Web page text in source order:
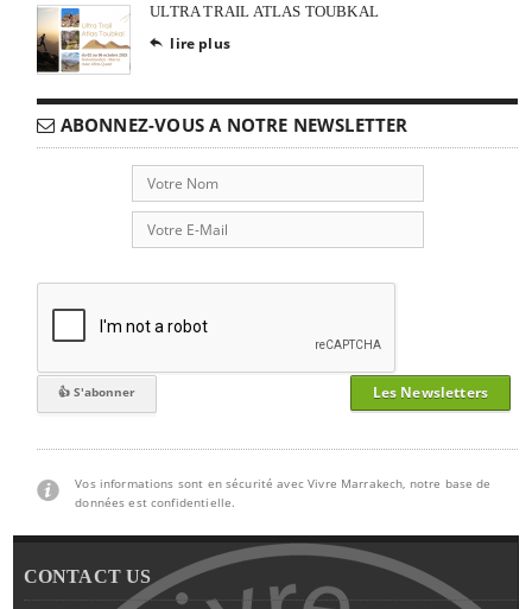
ULTRA TRAIL ATLAS TOUBKAL
 lire plus
ABONNEZ-VOUS A NOTRE NEWSLETTER
Les Newsletters
Vos informations sont en sécurité avec Vivre Marrakech, notre base de
données est confidentielle.
CONTACT US